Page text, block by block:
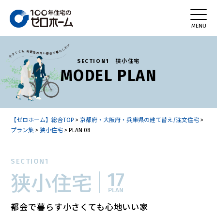
MODEL PLAN
SECTION1 狭小住宅
【ゼロホーム】総合TOP >京都府・大阪府・兵庫県の建て替え/注文住宅 >
プラン集 >狭小住宅 > PLAN 08
SECTION1
狭小住宅 17
PLAN
都会で暮らす小さくても心地いい家